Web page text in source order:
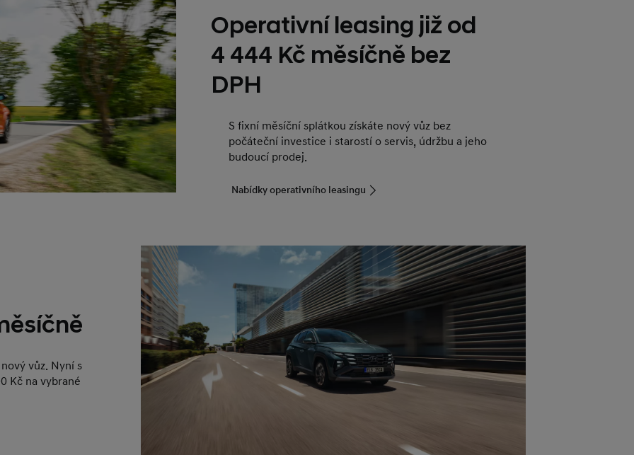
Operativní leasing již od
4 444 Kč měsíčně bez
DPH
S fixní měsíční splátkou získáte nový vůz bez
počáteční investice i starostí o servis, údržbu a jeho
budoucí prodej.
Nabídky operativního leasingu
vůz. Nyní s
Kč na vybrané